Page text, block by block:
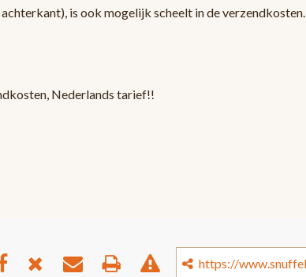
is ook mogelijk scheelt in de verzendkosten.
Nederlands tarief!!